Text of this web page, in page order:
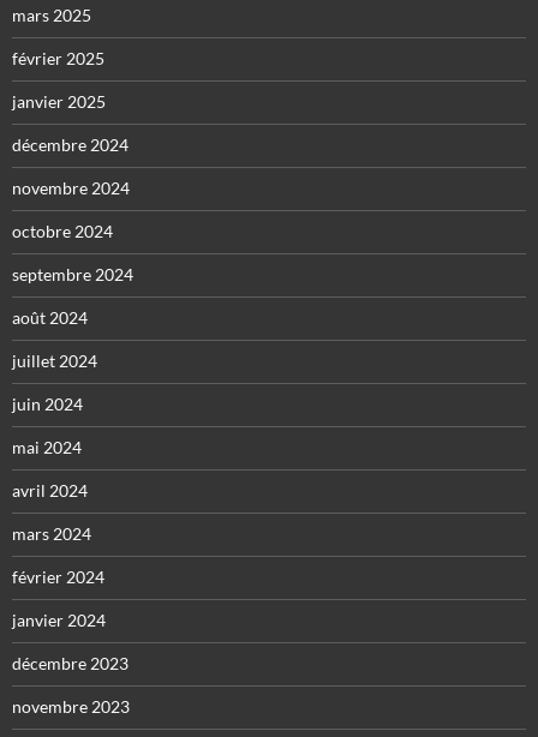
mars 2025
février 2025
janvier 2025
décembre 2024
novembre 2024
octobre 2024
septembre 2024
août 2024
juillet 2024
juin 2024
mai 2024
avril 2024
mars 2024
février 2024
janvier 2024
décembre 2023
novembre 2023